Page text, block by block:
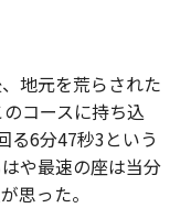
地元を荒らされた
コースに持ち込
る6分47秒3という
や最速の座は当分
思った。